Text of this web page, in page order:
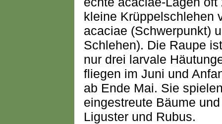
kleine Krüppelschlehen
acaciae (Schwerpunkt)
Schlehen). Die Raupe
nur drei larvale
fliegen im Juni und
ab Ende Mai. Sie
eingestreute Bäume
Liguster und Rubus.